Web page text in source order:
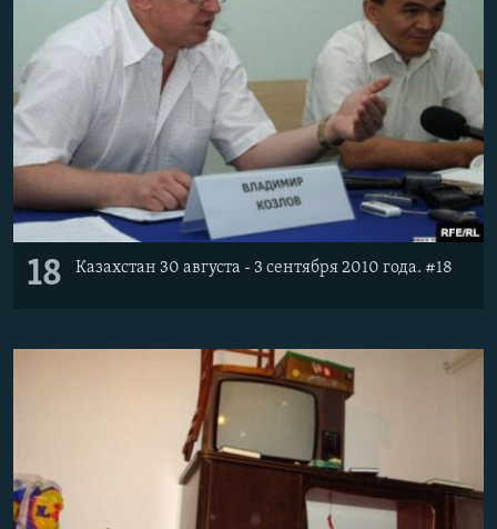
18 Казахстан 30 августа - 3 сентября 2010 года. #18